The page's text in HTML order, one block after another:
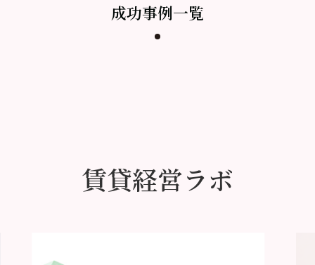
成功事例一覧
賃貸経営ラボ